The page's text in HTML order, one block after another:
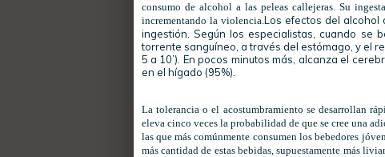
consumo de alcohol a las peleas callejeras. Su
incrementando la violencia.Los efectos del
ingestión. Según los especialistas, cuando se
torrente sanguíneo, a través del estómago, y el
5 a 10’). En pocos minutos más, alcanza el
en el hígado (95%).
La tolerancia o el acostumbramiento se desarrollan
eleva cinco veces la probabilidad de que se cree una
las que más comúnmente consumen los bebedores
más cantidad de estas bebidas, supuestamente más